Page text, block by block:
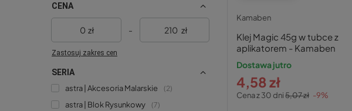
CENA
zł - zł
Zastosuj zakres cen
SERIA
astra | Akcesoria Malarskie
2
astra | Blok Rysunkowy 7
Kamaben
Klej Magic 45g w tubce z
aplikatorem - Kamaben
Dostawa jutro
Cena z 30 dni5,07 zł -9%
4,58 zł